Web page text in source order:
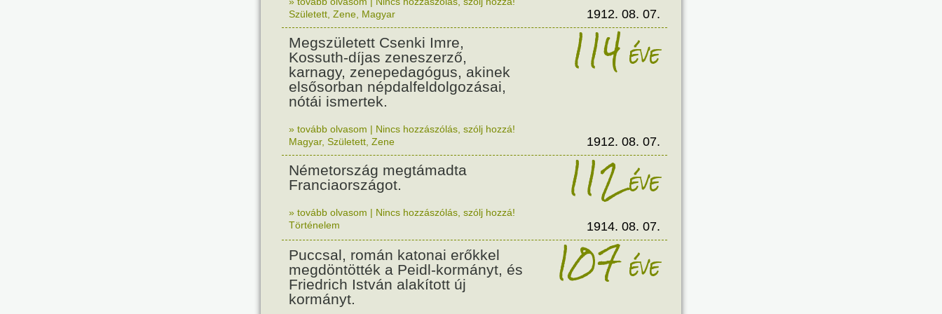
Született Zene Magyar 1912. 08. 07.
Megszületett Csenki Imre,
Kossuth-díjas zeneszerző,
karnagy, zenepedagógus, akinek
elsősorban népdalfeldolgozásai,
nótái ismertek.
114éve
» tovább olvasom | Nincs hozzászólás, szólj hozzá!
Magyar, Született Zene 1912. 08. 07.
Németország megtámadta
Franciaországot.
112éve
» tovább olvasom | Nincs hozzászólás, szólj hozzá!
Történelem
1914. 08. 07.
Puccsal, román katonai erőkkel
megdöntötték a Peidl-kormányt, és
Friedrich István alakított új
kormányt.
107éve